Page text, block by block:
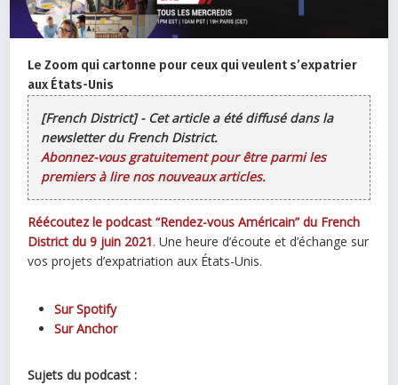
Le Zoom qui cartonne pour ceux qui veulent s’expatrier
aux États-Unis
[French District] - Cet article a été diffusé dans la
newsletter du French District.
Abonnez-vous gratuitement pour être parmi les
premiers à lire nos nouveaux articles.
Réécoutez le podcast “Rendez-vous Américain” du French
District du 9 juin 2021. Une heure d’écoute et d’échange sur
vos projets d’expatriation aux États-Unis.
Sur Spotify
Sur Anchor
Sujets du podcast :